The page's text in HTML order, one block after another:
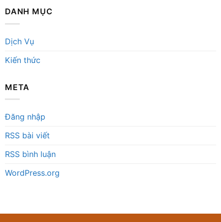
DANH MỤC
Dịch Vụ
Kiến thức
META
Đăng nhập
RSS bài viết
RSS bình luận
WordPress.org